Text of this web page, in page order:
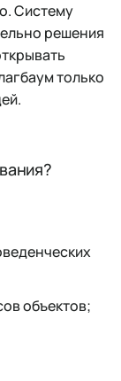
Систему
решения
только
объектов;